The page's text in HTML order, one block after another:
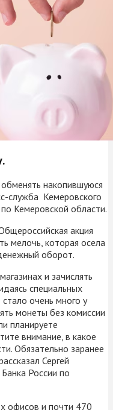
накопившуюся
служба Кемеровского
Кемеровской области.
акция
мелочь, которая осела
оборот.
и зачислять
специальных
очень много у
монеты без комиссии
планируете
внимание, в какое
Обязательно заранее
Сергей
России по
офисов и почти 470